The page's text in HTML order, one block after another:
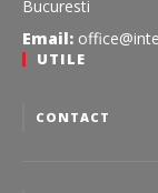
Bucuresti
Email:
UTILE
CONTACT